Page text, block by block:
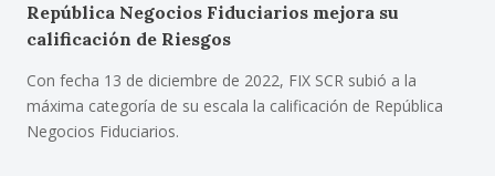
República Negocios Fiduciarios mejora su
calificación de Riesgos
Con fecha 13 de diciembre de 2022, FIX SCR subió a la
máxima categoría de su escala la calificación de República
Negocios Fiduciarios.